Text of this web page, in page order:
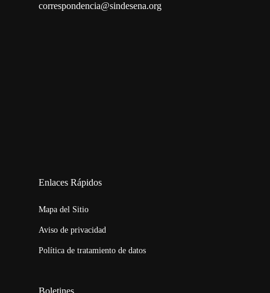
correspondencia@sindesena.org
Enlaces Rápidos
Mapa del Sitio
Aviso de privacidad
Política de tratamiento de datos
Boletines